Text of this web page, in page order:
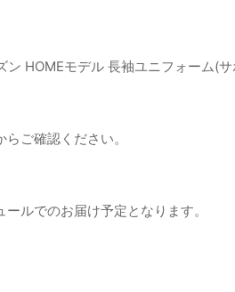
HOMEモデル 長袖ユニフォーム(サ
らご確認ください。
ルでのお届け予定となります。